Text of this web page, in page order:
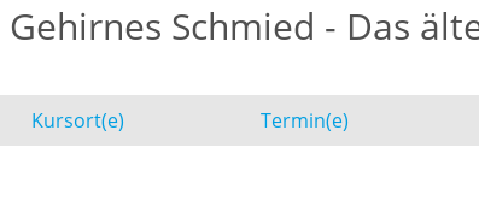
Gehirnes Schmied - Das
Kursort(e) Termin(e)